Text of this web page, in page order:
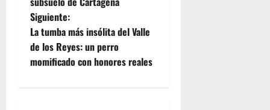
v
e
Siguiente:
La tumba más insólita del Valle
de los Reyes: un perro
momificado con honores reales